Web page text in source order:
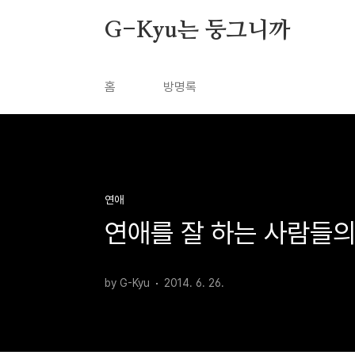
G-Kyu는 둥그니까
홈 방명록
연애
연애를 잘 하는 사람들
by G-Kyu 2014. 6. 26.